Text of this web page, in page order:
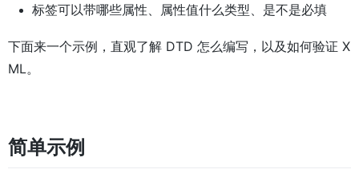
标签可以带哪些属性、属性值什么类型、是不是必填
下面来一个示例，直观了解 DTD 怎么编写，以及如何验证 X
ML。
简单示例